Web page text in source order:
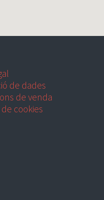
de dades
de venda
cookies